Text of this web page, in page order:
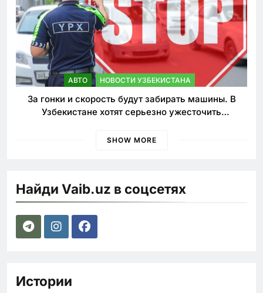
АВТО НОВОСТИ УЗБЕКИСТАНА
За гонки и скорость будут забирать машины. В
Узбекистане хотят серьезно ужесточить
SHOW MORE
Найди Vaib.uz в соцсетях
Истории